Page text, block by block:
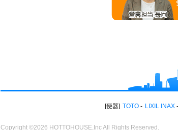
便器 TOTO LIXIL INAX
Copyright ©2026 HOTTOHOUSE,Inc All Rights Reserved.